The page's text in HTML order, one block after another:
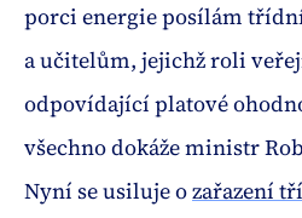
porci energie posílám
a učitelům, jejichž roli
odpovídající platové
všechno dokáže ministr
Nyní se usiluje ozařazení